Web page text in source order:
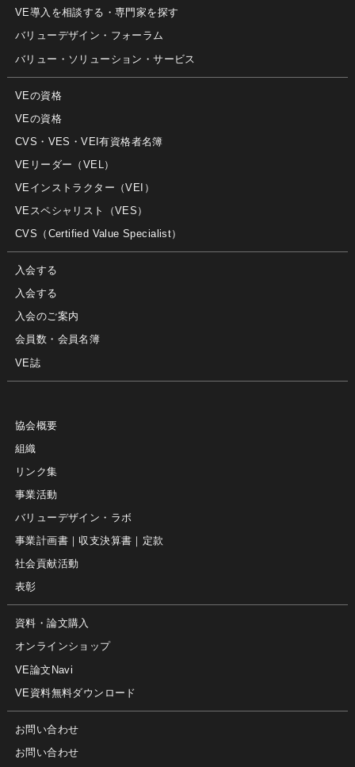
VE導入を相談する・専門家を探す
バリューデザイン・フォーラム
バリュー・ソリューション・サービス
VEの資格
VEの資格
CVS・VES・VEI有資格者名簿
VEリーダー（VEL）
VEインストラクター（VEI）
VEスペシャリスト（VES）
CVS（Certified Value Specialist）
入会する
入会する
入会のご案内
会員数・会員名簿
VE誌
協会概要
組織
リンク集
事業活動
バリューデザイン・ラボ
事業計画書｜収支決算書｜定款
社会貢献活動
表彰
資料・論文購入
オンラインショップ
VE論文Navi
VE資料無料ダウンロード
お問い合わせ
お問い合わせ